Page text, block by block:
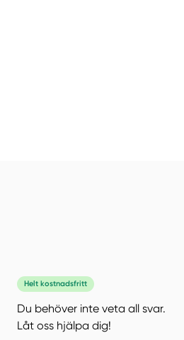
Helt kostnadsfritt
Du behöver inte veta all svar.
Låt oss hjälpa dig!